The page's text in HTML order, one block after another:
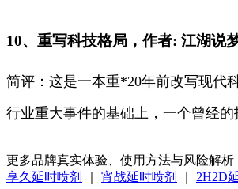
10、重写科技格局，作者: 江湖说
简评：这是一本重*20年前改写现代
行业重大事件的基础上，一个曾经的
更多品牌真实体验、使用方法与风险解析
享久延时喷剂
宵战延时喷剂 2H2D